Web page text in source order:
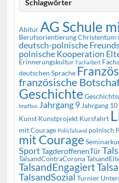
Schlagwörter
Abitur AG Schule
BerufsorientierungChristentum
deutsch-polnische
polnische Kooperation
Erinnerungskultur Facharbeit
deutschen Sprache
französische
Geschichte
Impfbus Jahrgang 9 Jahrgang 10
Kunst Kunstprojekt Kursfahrt
mit Courage PolisTalsand polnisch
mit Courage
Sport TagderoffenenTür
TalsandContraCorona
TalsandEngagiert
TalsandSozial Turnier